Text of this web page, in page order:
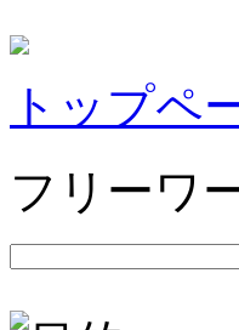
トップペ
フリーワ